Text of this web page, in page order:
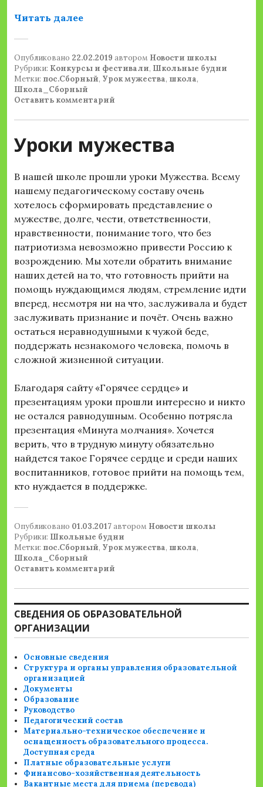
Читать далее«Памятные мероприятия»
Опубликовано 22.02.2019 автором Новости школы
Рубрики: Конкурсы и фестивали, Школьные будни
Метки: пос.Сборный, Урок мужества, школа,
Школа_Сборный
Оставить комментарий
Уроки мужества
В нашей школе прошли уроки Мужества. Всему
нашему педагогическому составу очень
хотелось сформировать представление о
мужестве, долге, чести, ответственности,
нравственности, понимание того, что без
патриотизма невозможно привести Россию к
возрождению. Мы хотели обратить внимание
наших детей на то, что готовность прийти на
помощь нуждающимся людям, стремление идти
вперед, несмотря ни на что, заслуживала и будет
заслуживать признание и почёт. Очень важно
остаться неравнодушными к чужой беде,
поддержать незнакомого человека, помочь в
сложной жизненной ситуации.
Благодаря сайту «Горячее сердце» и
презентациям уроки прошли интересно и никто
не остался равнодушным. Особенно потрясла
презентация «Минута молчания». Хочется
верить, что в трудную минуту обязательно
найдется такое Горячее сердце и среди наших
воспитанников, готовое прийти на помощь тем,
кто нуждается в поддержке.
Опубликовано 01.03.2017автором Новости школы
Рубрики: Школьные будни
Метки: пос.Сборный, Урок мужества, школа,
Школа_Сборный
Оставить комментарий
СВЕДЕНИЯ ОБ ОБРАЗОВАТЕЛЬНОЙ
ОРГАНИЗАЦИИ
Основные сведения
Структура и органы управления образовательной
организацией
Документы
Образование
Руководство
Педагогический состав
Материально-техническое обеспечение и
оснащенность образовательного процесса.
Доступная среда
Платные образовательные услуги
Финансово-хозяйственная деятельность
Вакантные места для приема (перевода)